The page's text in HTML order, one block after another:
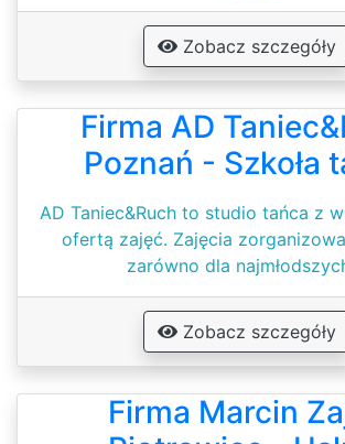
Zobacz szczegóły
Firma AD
Poznań - Szkoła
AD Taniec&Ruch to studio tańca z
ofertą zajęć. Zajęcia
zarówno dla
Zobacz szczegóły
Firma Marcin